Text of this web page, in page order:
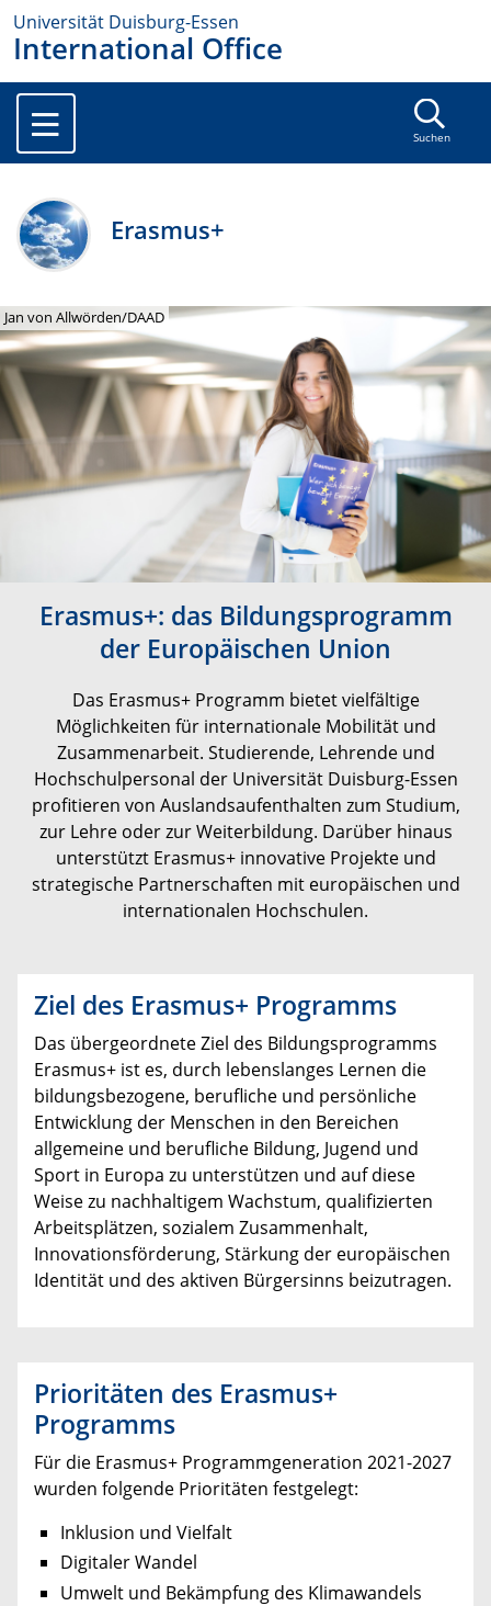
Universität Duisburg-Essen
International Office
Suchen
Erasmus+
Jan von Allwörden/DAAD
Erasmus+: das Bildungsprogramm
der Europäischen Union
Das Erasmus+ Programm bietet vielfältige
Möglichkeiten für internationale Mobilität und
Zusammenarbeit. Studierende, Lehrende und
Hochschulpersonal der Universität Duisburg-Essen
profitieren von Auslandsaufenthalten zum Studium,
zur Lehre oder zur Weiterbildung. Darüber hinaus
unterstützt Erasmus+ innovative Projekte und
strategische Partnerschaften mit europäischen und
internationalen Hochschulen.
Ziel des Erasmus+ Programms
Das übergeordnete Ziel des Bildungsprogramms
Erasmus+ ist es, durch lebenslanges Lernen die
bildungsbezogene, berufliche und persönliche
Entwicklung der Menschen in den Bereichen
allgemeine und berufliche Bildung, Jugend und
Sport in Europa zu unterstützen und auf diese
Weise zu nachhaltigem Wachstum, qualifizierten
Arbeitsplätzen, sozialem Zusammenhalt,
Innovationsförderung, Stärkung der europäischen
Identität und des aktiven Bürgersinns beizutragen.
Prioritäten des Erasmus+
Programms
Für die Erasmus+ Programmgeneration 2021-2027
wurden folgende Prioritäten festgelegt:
Inklusion und Vielfalt
Digitaler Wandel
Umwelt und Bekämpfung des Klimawandels